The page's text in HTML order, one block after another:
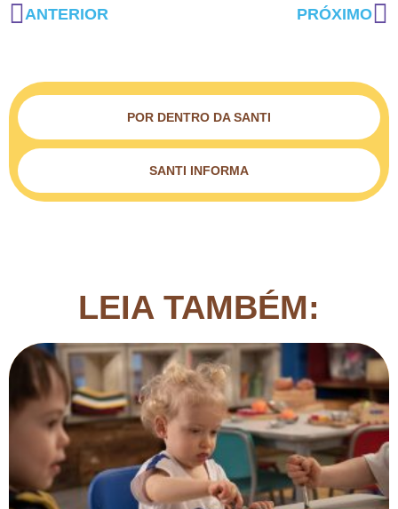
POR DENTRO DA SANTI
SANTI INFORMA
ANTERIOR PRÓXIMO
LEIA TAMBÉM: